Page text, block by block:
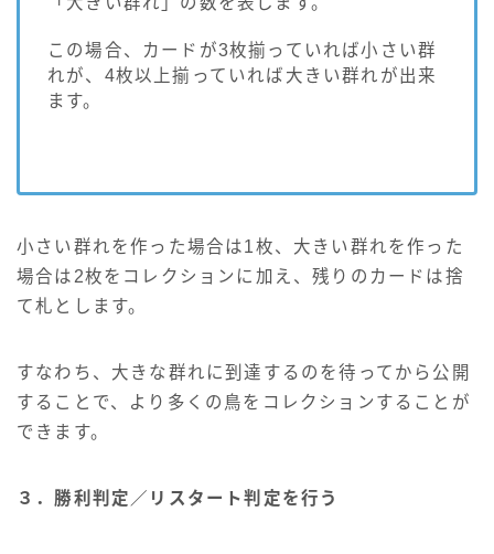
この場合、カードが3枚揃っていれば小さい群
れが、4枚以上揃っていれば大きい群れが出来
ます。
小さい群れを作った場合は1枚、大きい群れを作った
場合は2枚をコレクションに加え、残りのカードは捨
て札とします。
すなわち、大きな群れに到達するのを待ってから公開
することで、より多くの鳥をコレクションすることが
できます。
３．勝利判定／リスタート判定を行う